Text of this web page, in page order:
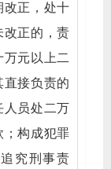
改正，处十
改正的，责
元以上二
接负责的
人员处二万
；构成犯罪
究刑事责